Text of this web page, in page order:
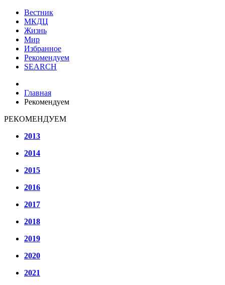
Вестник
МКДЦ
Жизнь
Мир
Избранное
Рекомендуем
SEARCH
Главная
Рекомендуем
РЕКОМЕНДУЕМ
2013
2014
2015
2016
2017
2018
2019
2020
2021